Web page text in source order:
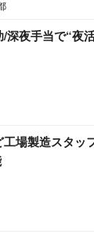
深夜手当で“夜
場製造スタッ